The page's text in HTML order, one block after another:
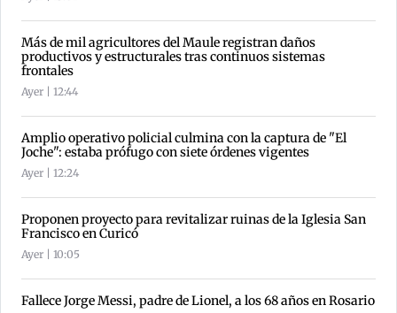
Más de mil agricultores del Maule registran daños
productivos y estructurales tras continuos sistemas
frontales
Ayer | 12:44
Amplio operativo policial culmina con la captura de "El
Joche": estaba prófugo con siete órdenes vigentes
Ayer | 12:24
Proponen proyecto para revitalizar ruinas de la Iglesia San
Francisco en Curicó
Ayer | 10:05
Fallece Jorge Messi, padre de Lionel, a los 68 años en Rosario